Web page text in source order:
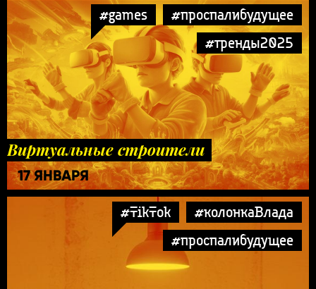
#games
#проспалибудущее
#тренды2025
Виртуальные строители
17 ЯНВАРЯ
#TikTok
#колонкаВлада
#проспалибудущее